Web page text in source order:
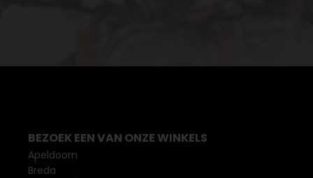
BEZOEK EEN VAN ONZE WINKELS
Apeldoorn
Breda